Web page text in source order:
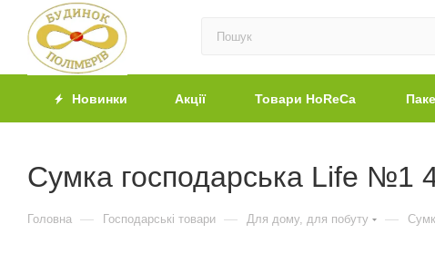
Новинки Акції Товари HoReCa
Сумка господарська Life №1
Головна — Господарські товари — Для дому, для побуту —